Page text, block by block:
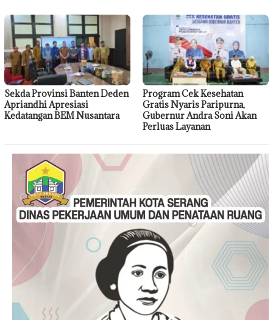
Sekda Provinsi Banten Deden
Apriandhi Apresiasi
Kedatangan BEM Nusantara
Program Cek Kesehatan
Gratis Nyaris Paripurna,
Gubernur Andra Soni Akan
Perluas Layanan